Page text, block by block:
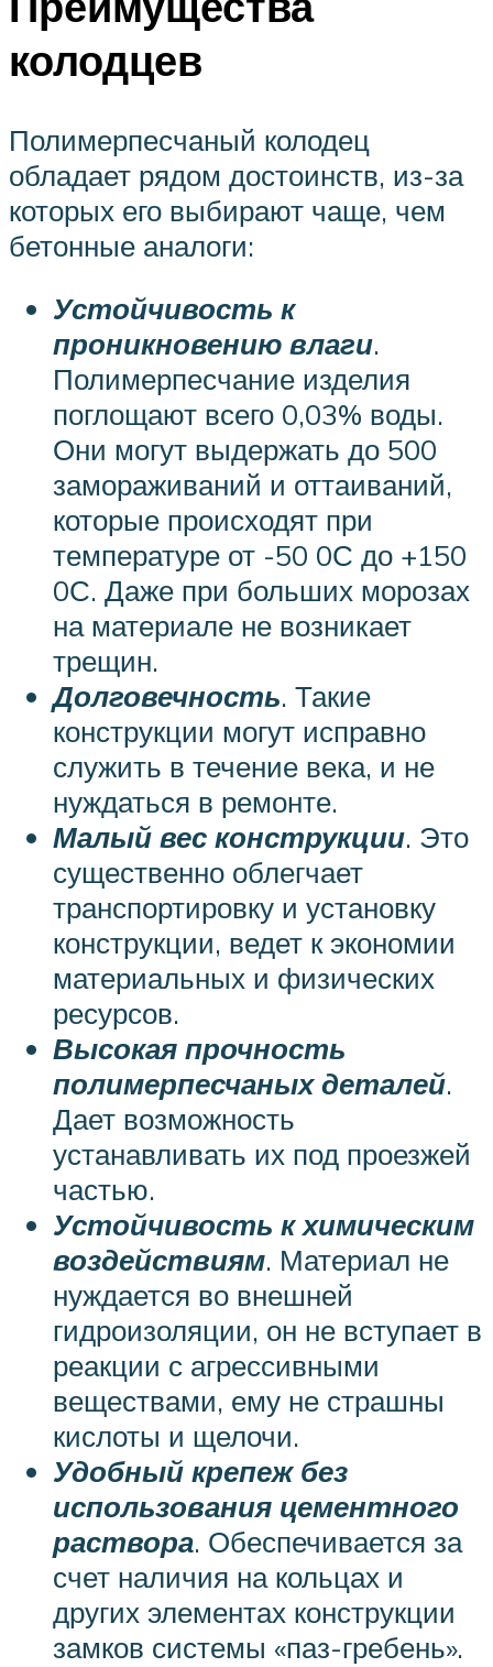
колодцев
Полимерпесчаный колодец
обладает рядом достоинств, из-за
которых его выбирают чаще, чем
бетонные аналоги:
Устойчивость к
проникновению влаги.
Полимерпесчание изделия
поглощают всего 0,03% воды.
Они могут выдержать до 500
замораживаний и оттаиваний,
которые происходят при
температуре от -50 0С до +150
0С. Даже при больших морозах
на материале не возникает
трещин.
Долговечность. Такие
конструкции могут исправно
служить в течение века, и не
нуждаться в ремонте.
Малый вес конструкции. Это
существенно облегчает
транспортировку и установку
конструкции, ведет к экономии
материальных и физических
ресурсов.
Высокая прочность
полимерпесчаных деталей.
Дает возможность
устанавливать их под проезжей
частью.
Устойчивость к химическим
воздействиям. Материал не
нуждается во внешней
гидроизоляции, он не вступает в
реакции с агрессивными
веществами, ему не страшны
кислоты и щелочи.
Удобный крепеж без
использования цементного
раствора. Обеспечивается за
счет наличия на кольцах и
других элементах конструкции
замков системы «паз-гребень».